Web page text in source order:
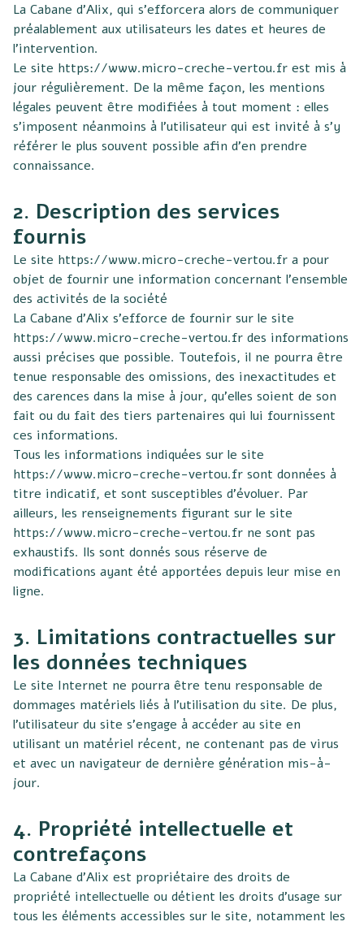
La Cabane d’Alix, qui s’efforcera alors de communiquer
préalablement aux utilisateurs les dates et heures de
l’intervention.
Le site https://www.micro-creche-vertou.fr est mis à
jour régulièrement. De la même façon, les mentions
légales peuvent être modifiées à tout moment : elles
s’imposent néanmoins à l’utilisateur qui est invité à s’y
référer le plus souvent possible afin d’en prendre
connaissance.
2. Description des services
fournis
Le site https://www.micro-creche-vertou.fr a pour
objet de fournir une information concernant l’ensemble
des activités de la société
La Cabane d’Alix s’efforce de fournir sur le site
https://www.micro-creche-vertou.fr des informations
aussi précises que possible. Toutefois, il ne pourra être
tenue responsable des omissions, des inexactitudes et
des carences dans la mise à jour, qu’elles soient de son
fait ou du fait des tiers partenaires qui lui fournissent
ces informations.
Tous les informations indiquées sur le site
https://www.micro-creche-vertou.fr sont données à
titre indicatif, et sont susceptibles d’évoluer. Par
ailleurs, les renseignements figurant sur le site
https://www.micro-creche-vertou.fr ne sont pas
exhaustifs. Ils sont donnés sous réserve de
modifications ayant été apportées depuis leur mise en
ligne.
3. Limitations contractuelles sur
les données techniques
Le site Internet ne pourra être tenu responsable de
dommages matériels liés à l’utilisation du site. De plus,
l’utilisateur du site s’engage à accéder au site en
utilisant un matériel récent, ne contenant pas de virus
et avec un navigateur de dernière génération mis-à-
jour.
4. Propriété intellectuelle et
contrefaçons
La Cabane d’Alix est propriétaire des droits de
propriété intellectuelle ou détient les droits d’usage sur
tous les éléments accessibles sur le site, notamment les